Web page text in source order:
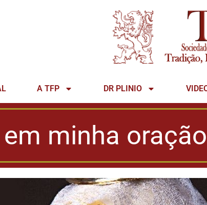
A TFP DR PLINIO
minha oração